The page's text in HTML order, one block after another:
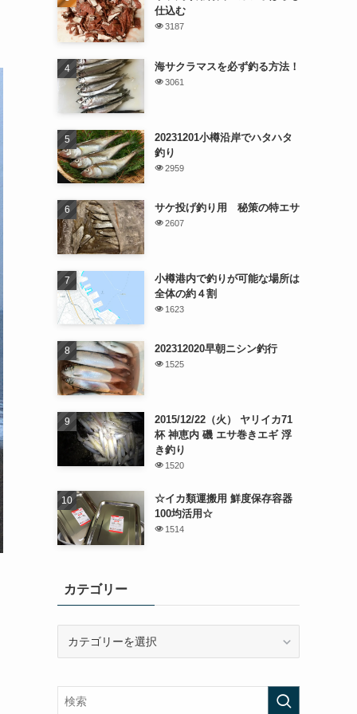
仕込む
3187
海サクラマスを必ず釣る方法！
3061
20231201小樽沿岸でハタハタ
釣り
2959
サケ投げ釣り用 秘策の特エサ
2607
小樽港内で釣りが可能な場所は
全体の約４割
1623
202312020早朝ニシン釣行
1525
2015/12/22（火） ヤリイカ71
杯 神恵内 磯 エサ巻きエギ 浮
き釣り
1520
☆イカ類運搬用 鮮度保存容器
100均活用☆
1514
カテゴリー
リ
ー